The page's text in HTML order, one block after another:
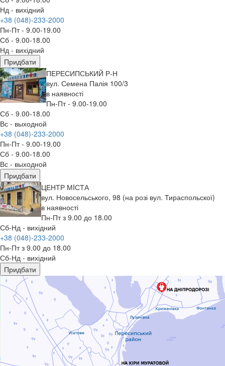
Нд - вихідний
+38 (048)-233-2000
Пн-Пт - 9.00-19.00
Сб - 9.00-18.00
Нд - вихідний
Придбати
ПЕРЕСИПСЬКИЙ Р-Н
вул. Семена Палія 100/3
в наявності
Пн-Пт - 9.00-19.00
Сб - 9.00-18.00
Вс - выходной
+38 (048)-233-2000
Пн-Пт - 9.00-19.00
Сб - 9.00-18.00
Вс - выходной
Придбати
ЦЕНТР МIСТА
вул. Новосельського, 98 (на розі вул. Тираспольскої)
в наявності
Пн-Пт з 9.00 до 18.00
Сб-Нд - вихідний
+38 (048)-233-2000
Пн-Пт з 9.00 до 18.00
Сб-Нд - вихідний
Придбати